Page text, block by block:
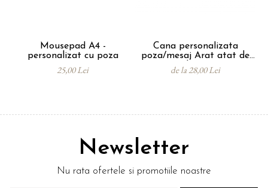
Mousepad A4 -
personalizat cu poza
25,00 Lei
Cana personalizata
poza/mesaj Arat atat de
bine
de la 28,00 Lei
Newsletter
Nu rata ofertele si promotiile noastre